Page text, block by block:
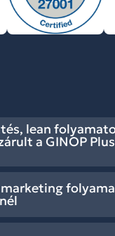
lean
a GINOP